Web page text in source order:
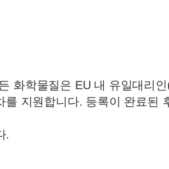
화학물질은 EU 내 유일대리인
지원합니다. 등록이 완료된
.